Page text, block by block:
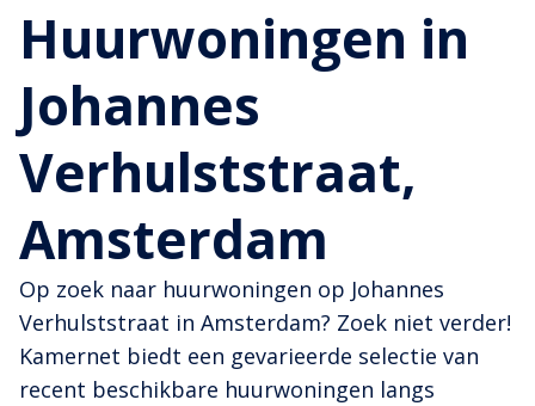
Huurwoningen in
Johannes
Verhulststraat,
Amsterdam
Op zoek naar huurwoningen op Johannes
Verhulststraat in Amsterdam? Zoek niet verder!
Kamernet biedt een gevarieerde selectie van
recent beschikbare huurwoningen langs